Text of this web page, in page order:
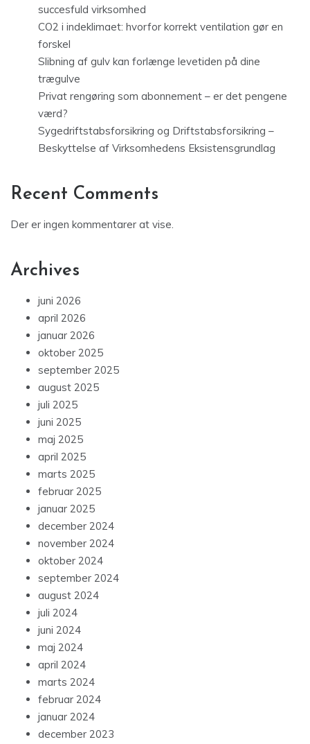
succesfuld virksomhed
CO2 i indeklimaet: hvorfor korrekt ventilation gør en
forskel
Slibning af gulv kan forlænge levetiden på dine
trægulve
Privat rengøring som abonnement – er det pengene
værd?
Sygedriftstabsforsikring og Driftstabsforsikring –
Beskyttelse af Virksomhedens Eksistensgrundlag
Recent Comments
Der er ingen kommentarer at vise.
Archives
juni 2026
april 2026
januar 2026
oktober 2025
september 2025
august 2025
juli 2025
juni 2025
maj 2025
april 2025
marts 2025
februar 2025
januar 2025
december 2024
november 2024
oktober 2024
september 2024
august 2024
juli 2024
juni 2024
maj 2024
april 2024
marts 2024
februar 2024
januar 2024
december 2023